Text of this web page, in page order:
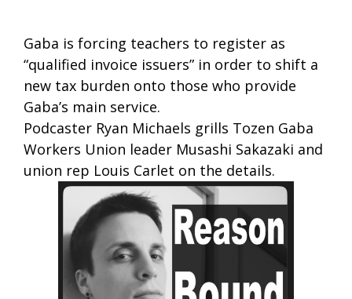
Gaba is forcing teachers to register as
“qualified invoice issuers” in order to shift a
new tax burden onto those who provide
Gaba’s main service.
Podcaster Ryan Michaels grills Tozen Gaba
Workers Union leader Musashi Sakazaki and
union rep Louis Carlet on the details.